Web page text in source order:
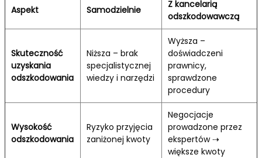
Aspekt Samodzielnie
Z kancelarią
odszkodowawczą
Skuteczność
uzyskania
odszkodowania
Niższa – brak
specjalistycznej
wiedzy i narzędzi
Wyższa –
doświadczeni
prawnicy,
sprawdzone
procedury
Wysokość
odszkodowania
Ryzyko przyjęcia
zaniżonej kwoty
Negocjacje
prowadzone przez
ekspertów ⇢
większe kwoty